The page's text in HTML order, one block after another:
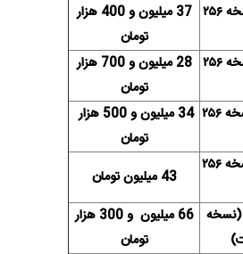
گلکسی A۵۵ (نسخه ۲۵۶
37 میلیون و 400 هزار
تومان
گلکسی A۲۶ ( نسخه ۲۵۶
28 میلیون و 700 هزار
تومان
گلکسی A۳۶ ( نسخه ۲۵۶
34 میلیون و 500 هزار
تومان
گلکسی A۵۶ ( نسخه ۲۵۶
43 میلیون تومان
گلکسی S۲۴ FE (نسخه
66 میلیون و 300 هزار
تومان